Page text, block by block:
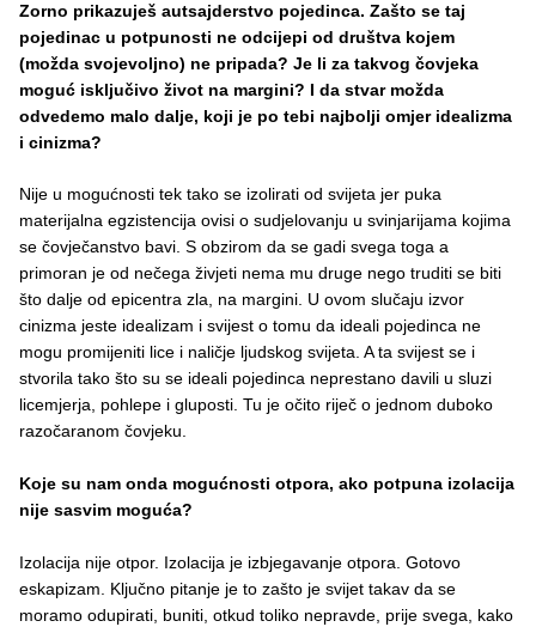
Zorno prikazuješ autsajderstvo pojedinca. Zašto se taj
pojedinac u potpunosti ne odcijepi od društva kojem
(možda svojevoljno) ne pripada? Je li za takvog čovjeka
moguć isključivo život na margini? I da stvar možda
odvedemo malo dalje, koji je po tebi najbolji omjer idealizma
i cinizma?
Nije u mogućnosti tek tako se izolirati od svijeta jer puka
materijalna egzistencija ovisi o sudjelovanju u svinjarijama kojima
se čovječanstvo bavi. S obzirom da se gadi svega toga a
primoran je od nečega živjeti nema mu druge nego truditi se biti
što dalje od epicentra zla, na margini. U ovom slučaju izvor
cinizma jeste idealizam i svijest o tomu da ideali pojedinca ne
mogu promijeniti lice i naličje ljudskog svijeta. A ta svijest se i
stvorila tako što su se ideali pojedinca neprestano davili u sluzi
licemjerja, pohlepe i gluposti. Tu je očito riječ o jednom duboko
razočaranom čovjeku.
Koje su nam onda mogućnosti otpora, ako potpuna izolacija
nije sasvim moguća?
Izolacija nije otpor. Izolacija je izbjegavanje otpora. Gotovo
eskapizam. Ključno pitanje je to zašto je svijet takav da se
moramo odupirati, buniti, otkud toliko nepravde, prije svega, kako